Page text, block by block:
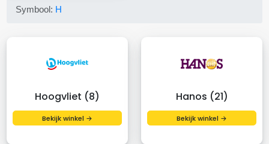
Symbool: H
Hoogvliet (8)
Bekijk winkel →
Hanos (21)
Bekijk winkel →